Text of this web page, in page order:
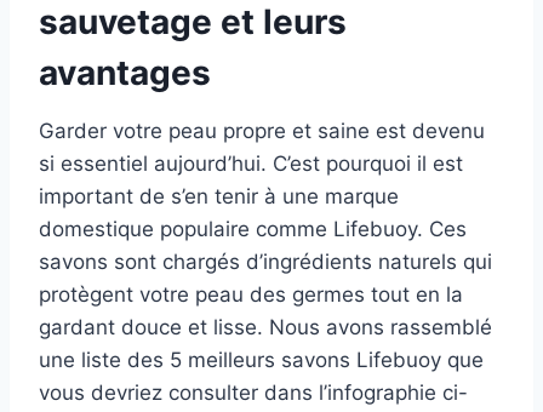
sauvetage et leurs
avantages
Garder votre peau propre et saine est devenu
si essentiel aujourd’hui. C’est pourquoi il est
important de s’en tenir à une marque
domestique populaire comme Lifebuoy. Ces
savons sont chargés d’ingrédients naturels qui
protègent votre peau des germes tout en la
gardant douce et lisse. Nous avons rassemblé
une liste des 5 meilleurs savons Lifebuoy que
vous devriez consulter dans l’infographie ci-